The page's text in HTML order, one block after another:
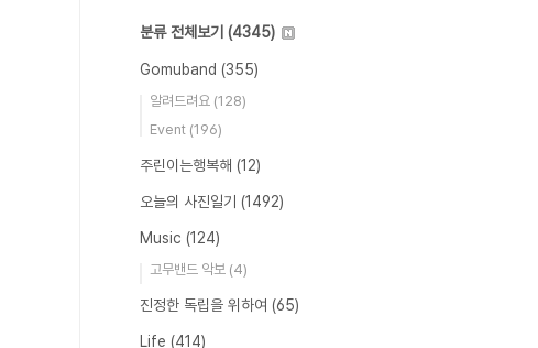
분류 전체보기 (4345)
Gomuband (355)
알려드려요 (128)
Event (196)
주린이는행복해 (12)
오늘의 사진일기 (1492)
Music (124)
고무밴드 악보 (4)
진정한 독립을 위하여 (65)
Life (414)